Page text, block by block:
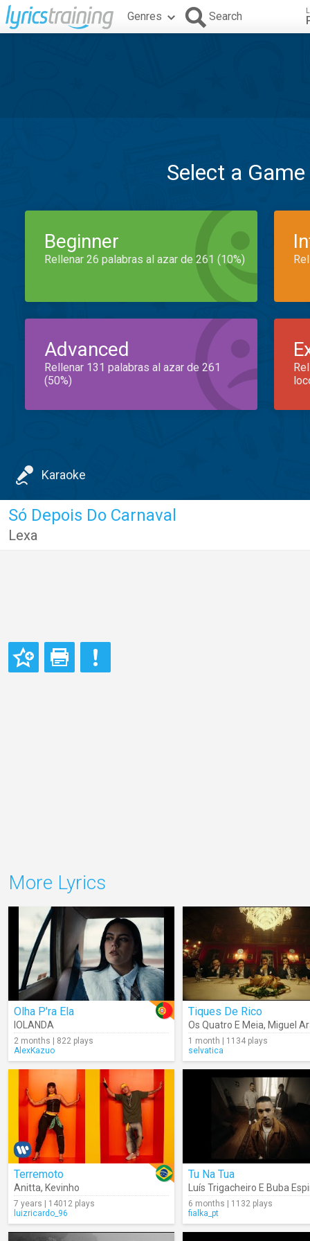
Genres Search
Select a
Beginner
Rellenar 26 palabras al azar de 261 (10%)
Advanced
Rellenar 131 palabras al azar de 261
(50%)
Karaoke
Só Depois Do Carnaval
Lexa
More Lyrics
Olha P'ra Ela
IOLANDA
2 months | 822 plays
AlexKazuo
Tiques De Rico
Os Quatro E Meia, Miguel
1 month | 1134 plays
selvatica
Terremoto
Anitta, Kevinho
7 years | 14012 plays
luizricardo_96
Tu Na Tua
Luís Trigacheiro E Buba
6 months | 1132 plays
fialka_pt